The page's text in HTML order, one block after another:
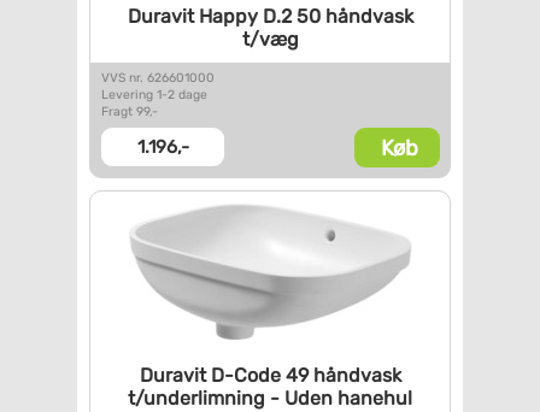
Duravit Happy D.2 50 håndvask
t/væg
VVS nr. 626601000
Levering 1-2 dage
Fragt 99,-
1.196,- Køb
Duravit D-Code 49 håndvask
t/underlimning - Uden hanehul